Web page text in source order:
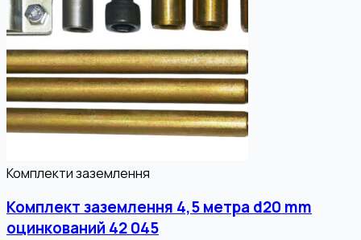
Комплекти заземлення
Комплект заземлення 4,5 метра d20 mm
оцинкований 42 045